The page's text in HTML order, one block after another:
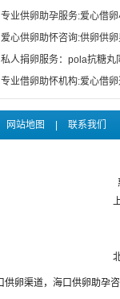
专业供卵助孕服务:爱心借
爱心供卵助怀咨询:供卵供
私人捐卵服务：pola抗糖丸
专业借卵助怀机构:爱心借
网站地图 联系我们
卵渠道，海口供卵助孕咨